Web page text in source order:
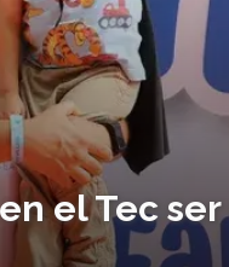
el Tec